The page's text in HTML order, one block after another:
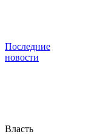
Последние
новости
Власть